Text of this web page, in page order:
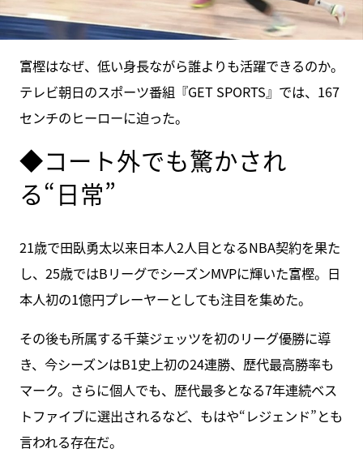
富樫はなぜ、低い身長ながら誰よりも活躍できるのか。
テレビ朝日のスポーツ番組『GET SPORTS』では、167
センチのヒーローに迫った。
◆コート外でも驚かされ
る“日常”
21歳で田臥勇太以来日本人2人目となるNBA契約を果た
し、25歳ではBリーグでシーズンMVPに輝いた富樫。日
本人初の1億円プレーヤーとしても注目を集めた。
その後も所属する千葉ジェッツを初のリーグ優勝に導
き、今シーズンはB1史上初の24連勝、歴代最高勝率も
マーク。さらに個人でも、歴代最多となる7年連続ベス
トファイブに選出されるなど、もはや“レジェンド”とも
言われる存在だ。